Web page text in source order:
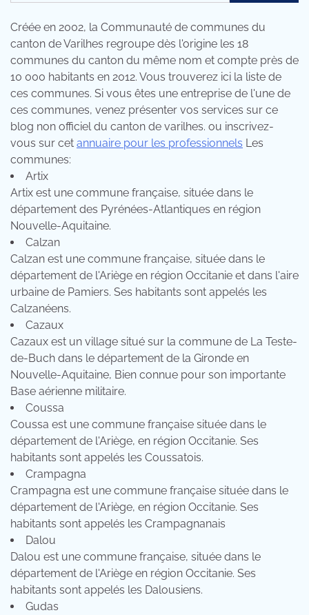
Créée en 2002, la Communauté de communes du
canton de Varilhes regroupe dès l'origine les 18
communes du canton du même nom et compte près de
10 000 habitants en 2012. Vous trouverez ici la liste de
ces communes. Si vous êtes une entreprise de l'une de
ces communes, venez présenter vos services sur ce
blog non officiel du canton de varilhes. ou inscrivez-
vous sur cet annuaire pour les professionnels Les
communes:
Artix
Artix est une commune française, située dans le
département des Pyrénées-Atlantiques en région
Nouvelle-Aquitaine.
Calzan
Calzan est une commune française, située dans le
département de l'Ariège en région Occitanie et dans l'aire
urbaine de Pamiers. Ses habitants sont appelés les
Calzanéens.
Cazaux
Cazaux est un village situé sur la commune de La Teste-
de-Buch dans le département de la Gironde en
Nouvelle-Aquitaine, Bien connue pour son importante
Base aérienne militaire.
Coussa
Coussa est une commune française située dans le
département de l'Ariège, en région Occitanie. Ses
habitants sont appelés les Coussatois.
Crampagna
Crampagna est une commune française située dans le
département de l'Ariège, en région Occitanie. Ses
habitants sont appelés les Crampagnanais
Dalou
Dalou est une commune française, située dans le
département de l'Ariège en région Occitanie. Ses
habitants sont appelés les Dalousiens.
Gudas